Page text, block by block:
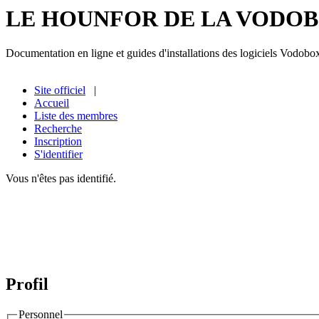
LE HOUNFOR DE LA
Documentation en ligne et guides d'installations des logiciels
Site officiel |
Accueil
Liste des membres
Recherche
Inscription
S'identifier
Vous n'êtes pas identifié.
Profil
Personnel